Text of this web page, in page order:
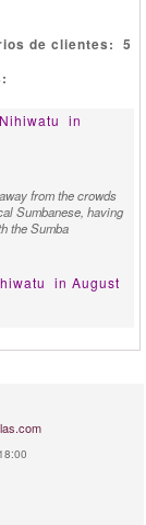
de clientes: 5
in
from the crowds
Sumbanese, having
the Sumba
in August
Such a
no really!”